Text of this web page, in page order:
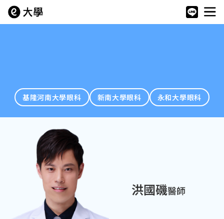
洪國磯醫師
基隆河南大學眼科 新南大學眼科 永和大學眼科